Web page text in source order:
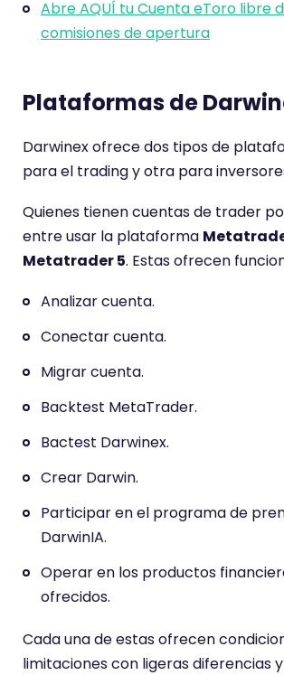
Abre AQUÍ tu Cuenta eToro libre
comisiones de apertura
Plataformas de
Darwinex ofrece dos tipos de
para el trading y otra para
Quienes tienen cuentas de trader
entre usar la plataforma
Metatrader 5. Estas ofrecen
Analizar cuenta.
Conectar cuenta.
Migrar cuenta.
Backtest MetaTrader.
Bactest Darwinex.
Crear Darwin.
Participar en el programa de
DarwinIA.
Operar en los productos
ofrecidos.
Cada una de estas ofrecen
limitaciones con ligeras diferencias